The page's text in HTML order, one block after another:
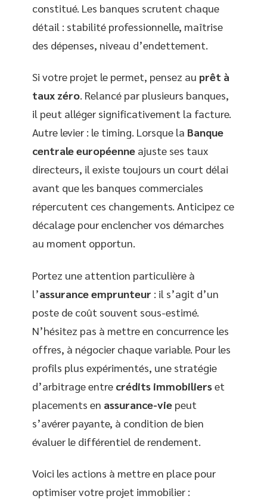
constitué. Les banques scrutent chaque
détail : stabilité professionnelle, maîtrise
des dépenses, niveau d’endettement.
Si votre projet le permet, pensez au prêt à
taux zéro. Relancé par plusieurs banques,
il peut alléger significativement la facture.
Autre levier : le timing. Lorsque la Banque
centrale européenne ajuste ses taux
directeurs, il existe toujours un court délai
avant que les banques commerciales
répercutent ces changements. Anticipez ce
décalage pour enclencher vos démarches
au moment opportun.
Portez une attention particulière à
l’assurance emprunteur : il s’agit d’un
poste de coût souvent sous-estimé.
N’hésitez pas à mettre en concurrence les
offres, à négocier chaque variable. Pour les
profils plus expérimentés, une stratégie
d’arbitrage entre crédits immobilierset
placements en assurance-vie peut
s’avérer payante, à condition de bien
évaluer le différentiel de rendement.
Voici les actions à mettre en place pour
optimiser votre projet immobilier :